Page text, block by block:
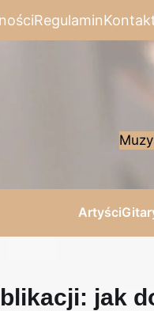
Regulamin
Artyści
jak